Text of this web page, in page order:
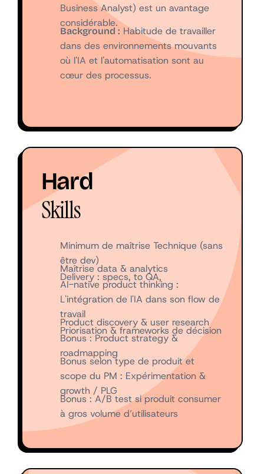
Business Analyst) est un avantage
considérable.
Background : Habitude de travailler
dans des environnements mouvants
où l'IA et l'automatisation sont au
cœur des processus.
Hard
Skills
Minimum de maîtrise Technique (sans
être dev)
Maîtrise data & analytics
Delivery : specs, to QA,
AI-native product thinking :
L'intégration de l'IA dans son flow de
travail
Product discovery & user research
Priorisation & frameworks de décision
Bonus : Product strategy &
roadmapping
Bonus selon type de produit et
scope du PM : Expérimentation &
growth / PLG
Bonus : A/B test si produit consumer
à gros volume d’utilisateurs